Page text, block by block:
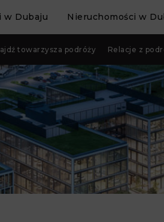
w Dubaju Nieruchomości w
towarzysza podróży Relacje z